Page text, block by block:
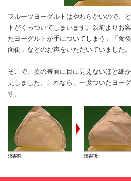
フルーツヨーグルトはやわらかいので、
トがくっついてしまいます。以前よりお
たヨーグルトが手についてしまう」「食
面倒」などのお声をいただいていました。
そこで、蓋の表面に目に見えないほど細
更しました。これなら、一度ついたヨー
す。